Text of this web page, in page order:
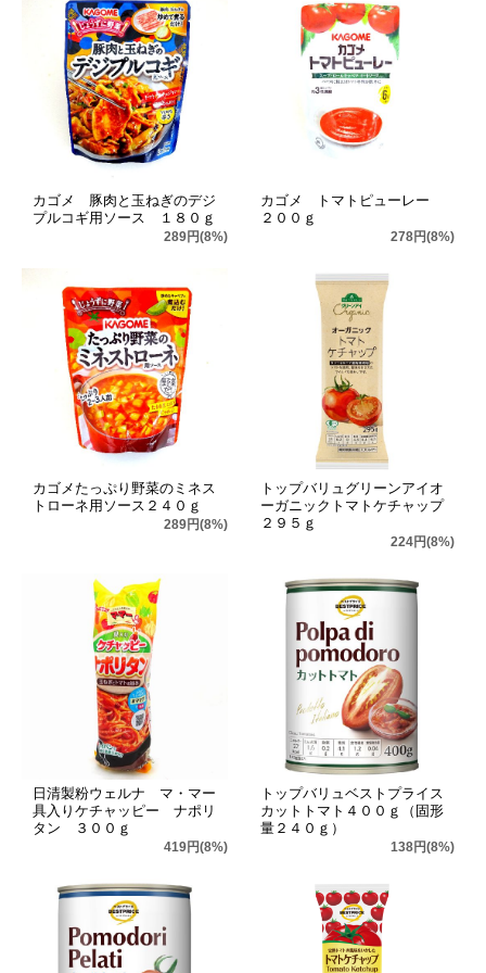
カゴメ 豚肉と玉ねぎのデジ
プルコギ用ソース １８０ｇ
289円(8%)
カゴメ トマトピューレー
２００ｇ
278円(8%)
カゴメたっぷり野菜のミネス
トローネ用ソース２４０ｇ
289円(8%)
トップバリュグリーンアイオ
ーガニックトマトケチャップ
２９５ｇ
224円(8%)
日清製粉ウェルナ マ・マー
具入りケチャッピー ナポリ
タン ３００ｇ
419円(8%)
トップバリュベストプライス
カットトマト４００ｇ（固形
量２４０ｇ）
138円(8%)